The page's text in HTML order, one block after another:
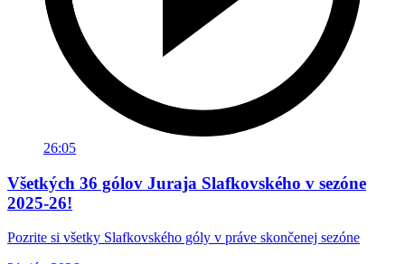
26:05
Všetkých 36 gólov Juraja Slafkovského v sezóne
2025-26!
Pozrite si všetky Slafkovského góly v práve skončenej sezóne